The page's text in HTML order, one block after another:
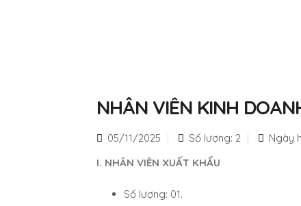
NHÂN VIÊN KINH
05/11/2025 Số lượng: 2
Ngày
I. NHÂN VIÊN XUẤT KHẨU
Số lượng: 01.